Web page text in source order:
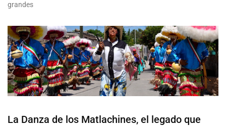
grandes
La Danza de los Matlachines, el legado que